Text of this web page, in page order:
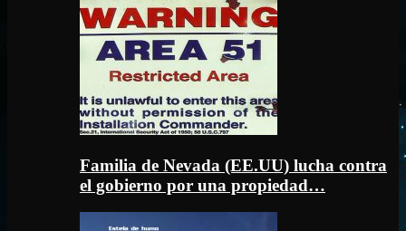
Familia de Nevada (EE.UU) lucha contra
el gobierno por una propiedad…